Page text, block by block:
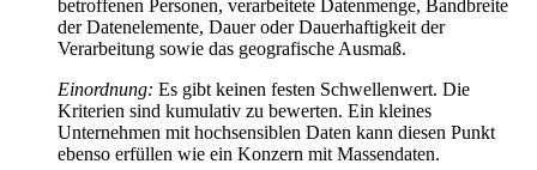
betroffenen Personen, verarbeitete Datenmenge, Bandbreite
der Datenelemente, Dauer oder Dauerhaftigkeit der
Verarbeitung sowie das geografische Ausmaß.
Einordnung: Es gibt keinen festen Schwellenwert. Die
Kriterien sind kumulativ zu bewerten. Ein kleines
Unternehmen mit hochsensiblen Daten kann diesen Punkt
ebenso erfüllen wie ein Konzern mit Massendaten.